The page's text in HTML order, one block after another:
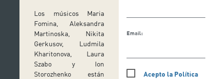
Los músicos Maria
Fomina, Aleksandra
Martinoska, Nikita
Gerkusov, Ludmila
Kharitonova, Laura
Szabo y Ion
Storozhenko están
Email:
Acepto la Política